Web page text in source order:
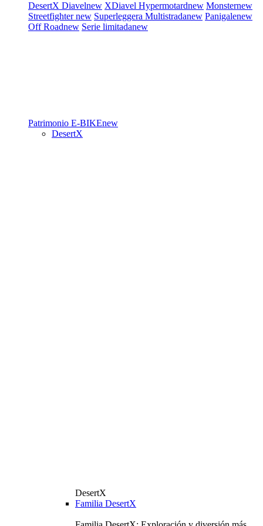
DesertX Diavelnew XDiavel Hypermotardnew Monsternew
Streetfighternew Superleggera Multistradanew Panigalenew
Off Roadnew Serie limitadanew
Patrimonio E-BIKEnew
DesertX
DesertX
Familia DesertX